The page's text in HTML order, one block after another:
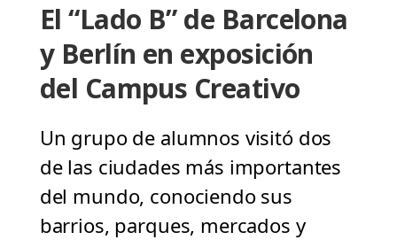
El “Lado B” de Barcelona
y Berlín en exposición
del Campus Creativo
Un grupo de alumnos visitó dos
de las ciudades más importantes
del mundo, conociendo sus
barrios, parques, mercados y